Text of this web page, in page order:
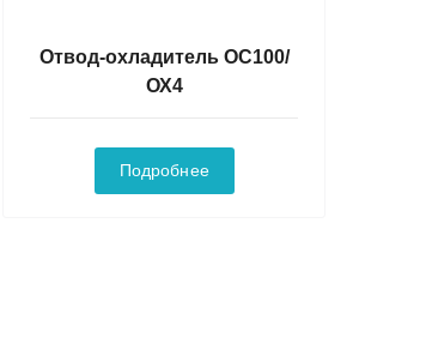
Отвод-охладитель ОС100/
ОХ4
Подробнее